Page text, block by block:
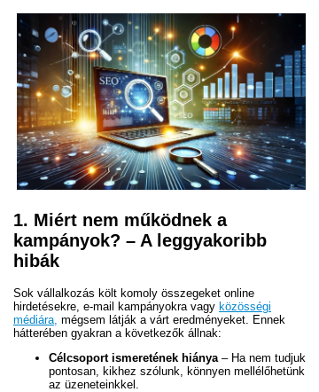
1. Miért nem működnek a
kampányok? – A leggyakoribb
hibák
Sok vállalkozás költ komoly összegeket online
hirdetésekre, e-mail kampányokra vagy közösségi
médiára, mégsem látják a várt eredményeket. Ennek
hátterében gyakran a következők állnak:
Célcsoport ismeretének hiánya – Ha nem tudjuk
pontosan, kikhez szólunk, könnyen mellélőhetünk
az üzeneteinkkel.